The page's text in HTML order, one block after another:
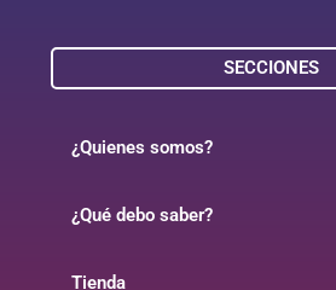
SECCIONES
¿Quienes somos?
¿Qué debo saber?
Tienda